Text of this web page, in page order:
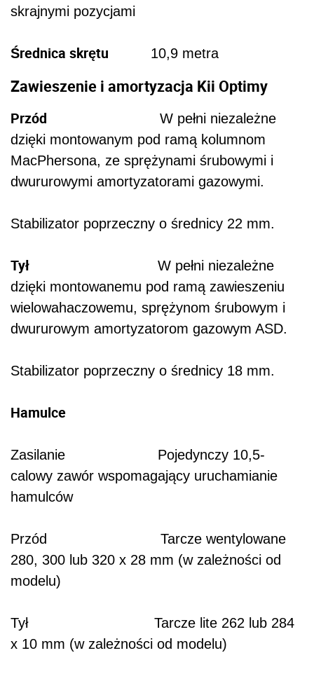
skrajnymi pozycjami
Średnica skrętu 10,9 metra
Zawieszenie i amortyzacja Kii Optimy
Przód
W pełni niezależne
dzięki montowanym pod ramą kolumnom
MacPhersona, ze sprężynami śrubowymi i
dwururowymi amortyzatorami gazowymi.
Stabilizator poprzeczny o średnicy 22 mm.
Tył
W pełni niezależne
dzięki montowanemu pod ramą zawieszeniu
wielowahaczowemu, sprężynom śrubowym i
dwururowym amortyzatorom gazowym ASD.
Stabilizator poprzeczny o średnicy 18 mm.
Hamulce
Zasilanie Pojedynczy 10,5-
calowy zawór wspomagający uruchamianie
hamulców
Przód Tarcze wentylowane
280, 300 lub 320 x 28 mm (w zależności od
modelu)
Tył Tarcze lite 262 lub 284
x 10 mm (w zależności od modelu)